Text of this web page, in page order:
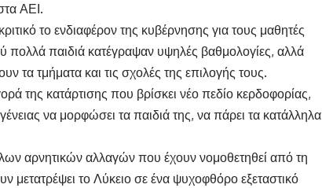
ΑΕΙ.
το ενδιαφέρον της κυβέρνησης για τους μαθητές
πολλά παιδιά κατέγραψαν υψηλές βαθμολογίες, αλλά
τα τμήματα και τις σχολές της επιλογής τους.
της κατάρτισης που βρίσκει νέο πεδίο κερδοφορίας,
να μορφώσει τα παιδιά της, να πάρει τα κατάλληλα
αρνητικών αλλαγών που έχουν νομοθετηθεί από τη
το Λύκειο σε ένα ψυχοφθόρο εξεταστικό